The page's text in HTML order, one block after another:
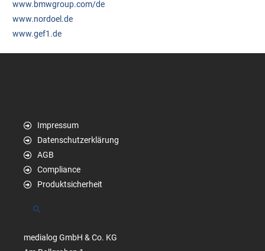
www.bmwgroup.com/de
www.nordoel.de
www.gef1.de
Impressum
Datenschutzerklärung
AGB
Compliance
Produktsicherheit
Suchen
medialog GmbH & Co. KG